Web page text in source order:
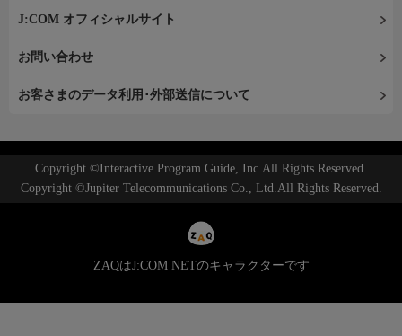
J:COM オフィシャルサイト
お問い合わせ
お客さまのデータ利用･外部送信について
Copyright ©Interactive Program Guide, Inc.All Rights Reserved.
Copyright ©Jupiter Telecommunications Co., Ltd.All Rights Reserved.
ZAQはJ:COM NETのキャラクターです